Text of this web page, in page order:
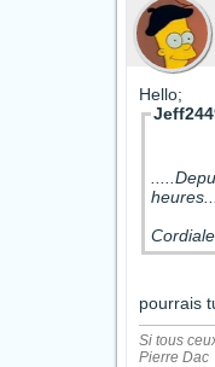
Hello;
pourrais
Si tous
Pierre Dac